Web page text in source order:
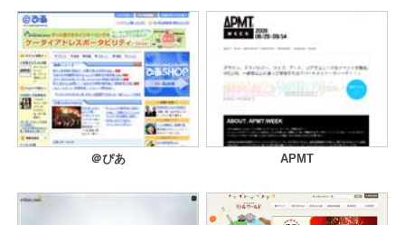
＠ぴあ APMT